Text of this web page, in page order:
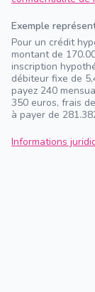
Exemple
Pour un crédit
montant de
inscription
débiteur fixe de
payez 240
350 euros, frais
à payer de
Informations